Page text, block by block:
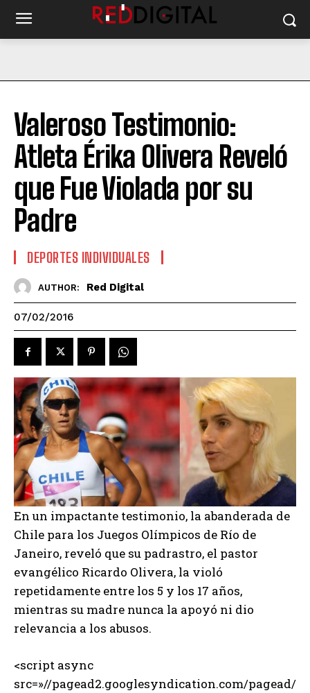
Valeroso Testimonio:
Atleta Érika Olivera Reveló
que Fue Violada por su
Padre
DEPORTES INDIVIDUALES
AUTHOR: Red Digital
07/02/2016
En un impactante testimonio, la abanderada de
Chile para los Juegos Olímpicos de Río de
Janeiro, reveló que su padrastro, el pastor
evangélico Ricardo Olivera, la violó
repetidamente entre los 5 y los 17 años,
mientras su madre nunca la apoyó ni dio
relevancia a los abusos.
<script async
src=»//pagead2.googlesyndication.com/pagead/